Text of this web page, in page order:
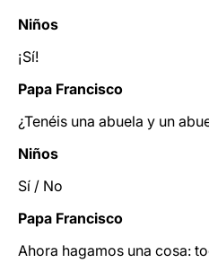
Niños
¡Sí!
Papa Francisco
¿Tenéis una abuela y un
Niños
Sí / No
Papa Francisco
Ahora hagamos una cosa: